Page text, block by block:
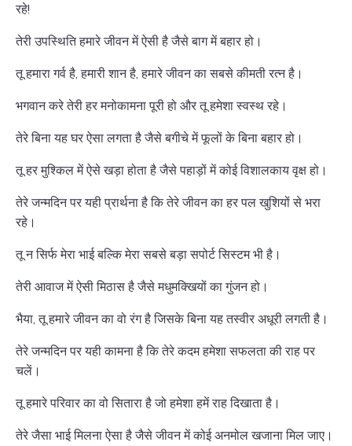
रहे!
तेरी उपस्थिति हमारे जीवन में ऐसी है जैसे बाग में बहार हो।
तू हमारा गर्व है, हमारी शान है, हमारे जीवन का सबसे कीमती रत्न है।
भगवान करे तेरी हर मनोकामना पूरी हो और तू हमेशा स्वस्थ रहे।
तेरे बिना यह घर ऐसा लगता है जैसे बगीचे में फूलों के बिना बहार हो।
तू हर मुश्किल में ऐसे खड़ा होता है जैसे पहाड़ों में कोई विशालकाय वृक्ष हो।
तेरे जन्मदिन पर यही प्रार्थना है कि तेरे जीवन का हर पल खुशियों से भरा
रहे।
तू न सिर्फ मेरा भाई बल्कि मेरा सबसे बड़ा सपोर्ट सिस्टम भी है।
तेरी आवाज में ऐसी मिठास है जैसे मधुमक्खियों का गुंजन हो।
भैया, तू हमारे जीवन का वो रंग है जिसके बिना यह तस्वीर अधूरी लगती है।
तेरे जन्मदिन पर यही कामना है कि तेरे कदम हमेशा सफलता की राह पर
चलें।
तू हमारे परिवार का वो सितारा है जो हमेशा हमें राह दिखाता है।
तेरे जैसा भाई मिलना ऐसा है जैसे जीवन में कोई अनमोल खजाना मिल जाए।